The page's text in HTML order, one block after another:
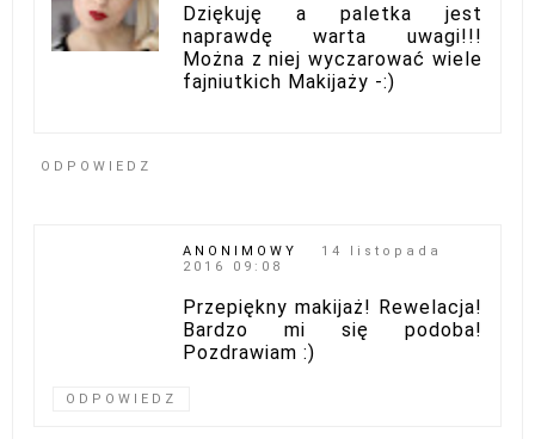
Dziękuję a paletka jest
naprawdę warta uwagi!!!
Można z niej wyczarować wiele
fajniutkich Makijaży -:)
ODPOWIEDZ
ANONIMOWY
14 listopada
2016 09:08
Przepiękny makijaż! Rewelacja!
Bardzo mi się podoba!
Pozdrawiam :)
ODPOWIEDZ